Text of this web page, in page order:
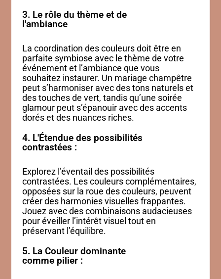
3. Le rôle du thème et de
l'ambiance
La coordination des couleurs doit être en
parfaite symbiose avec le thème de votre
événement et l’ambiance que vous
souhaitez instaurer. Un mariage champêtre
peut s’harmoniser avec des tons naturels et
des touches de vert, tandis qu’une soirée
glamour peut s’épanouir avec des accents
dorés et des nuances riches.
4. L'Étendue des possibilités
contrastées :
Explorez l’éventail des possibilités
contrastées. Les couleurs complémentaires,
opposées sur la roue des couleurs, peuvent
créer des harmonies visuelles frappantes.
Jouez avec des combinaisons audacieuses
pour éveiller l’intérêt visuel tout en
préservant l’équilibre.
5. La Couleur dominante
comme pilier :